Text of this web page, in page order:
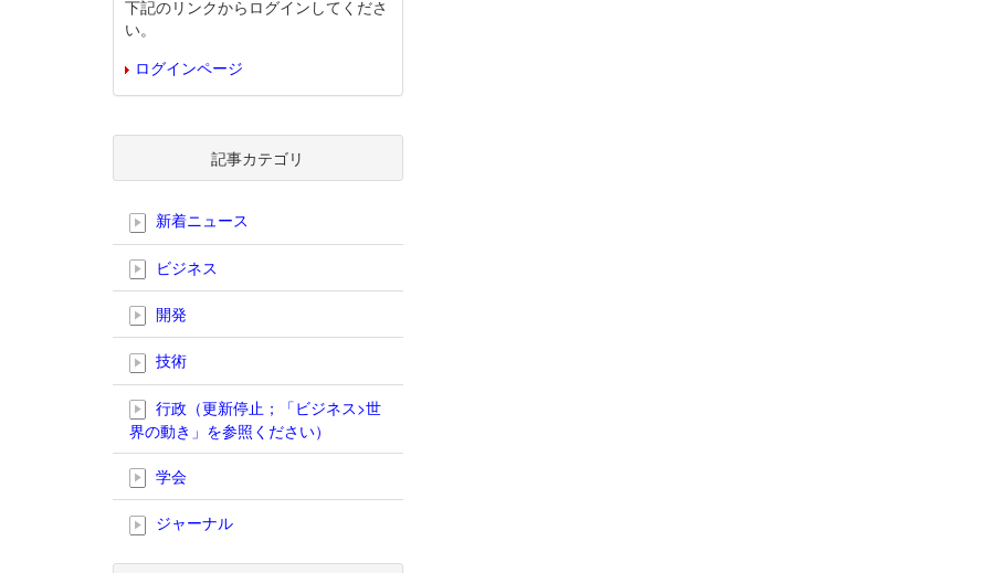
下記のリンクからログインしてくださ
い。
ログインページ
記事カテゴリ
新着ニュース
ビジネス
開発
技術
行政（更新停止；「ビジネス>世
界の動き」を参照ください）
学会
ジャーナル